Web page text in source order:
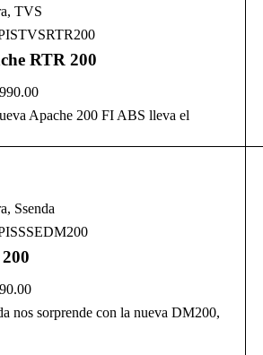
, TVS
RTR 200
Apache 200 FI ABS lleva el
, Ssenda
nos sorprende con la nueva DM200,